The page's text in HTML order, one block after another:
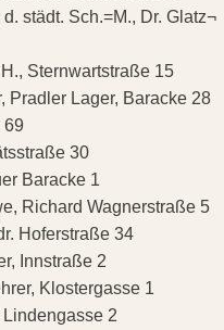
städt. Sch.=M., Dr. Glatz¬
Sternwartstraße 15
Lager, Baracke 28
69
30
Baracke 1
Richard Wagnerstraße 5
Hoferstraße 34
Innstraße 2
Klostergasse 1
2